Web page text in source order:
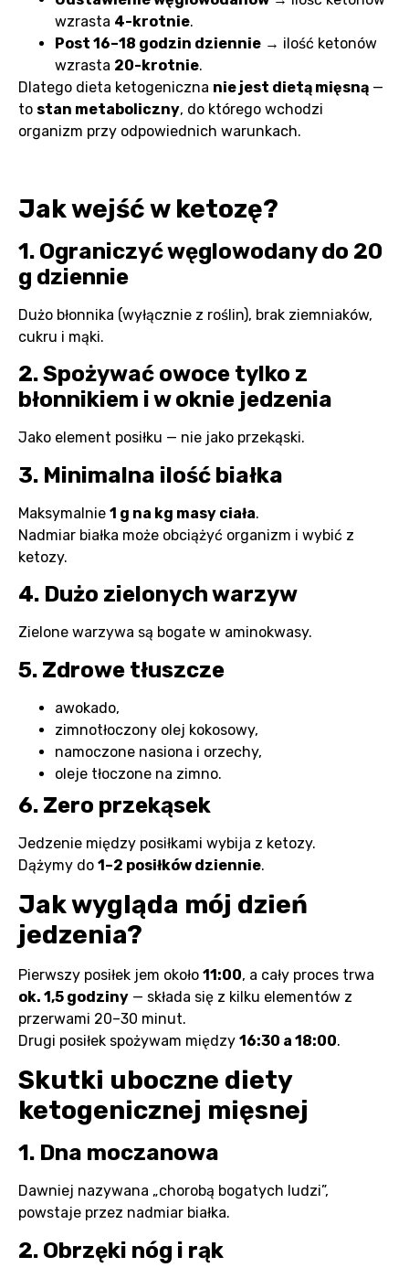
wzrasta 4-krotnie.
Post 16–18 godzin dziennie → ilość ketonów
wzrasta 20-krotnie.
Dlatego dieta ketogeniczna nie jest dietą mięsną —
to stan metaboliczny, do którego wchodzi
organizm przy odpowiednich warunkach.
Jak wejść w ketozę?
1. Ograniczyć węglowodany do 20
g dziennie
Dużo błonnika (wyłącznie z roślin), brak ziemniaków,
cukru i mąki.
2. Spożywać owoce tylko z
błonnikiem i w oknie jedzenia
Jako element posiłku — nie jako przekąski.
3. Minimalna ilość białka
Maksymalnie 1 g na kg masy ciała.
Nadmiar białka może obciążyć organizm i wybić z
ketozy.
4. Dużo zielonych warzyw
Zielone warzywa są bogate w aminokwasy.
5. Zdrowe tłuszcze
awokado,
zimnotłoczony olej kokosowy,
namoczone nasiona i orzechy,
oleje tłoczone na zimno.
6. Zero przekąsek
Jedzenie między posiłkami wybija z ketozy.
Dążymy do 1–2 posiłków dziennie.
Jak wygląda mój dzień
jedzenia?
Pierwszy posiłek jem około 11:00, a cały proces trwa
ok. 1,5 godziny — składa się z kilku elementów z
przerwami 20–30 minut.
Drugi posiłek spożywam między 16:30 a 18:00.
Skutki uboczne diety
ketogenicznej mięsnej
1. Dna moczanowa
Dawniej nazywana „chorobą bogatych ludzi”,
powstaje przez nadmiar białka.
2. Obrzęki nóg i rąk